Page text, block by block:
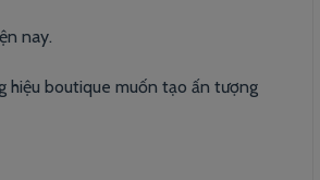
nay.
hiệu boutique muốn tạo ấn tượng